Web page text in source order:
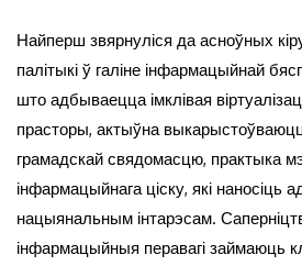
Найперш звярнуліся да асноўных
палітыкі ў галіне інфармацыйнай
што адбываецца імклівая
прасторы, актыўна
грамадскай свядомасцю, практыка
інфармацыйнага ціску, які наносіць
нацыянальным інтарэсам.
інфармацыйныя перавагі займаюць